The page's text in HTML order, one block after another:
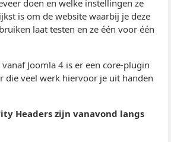
doen en welke instellingen ze
is om de website waarbij je deze
laat testen en ze één voor één
Joomla 4 is er een core-plugin
die veel werk hiervoor je uit handen
Headers zijn vanavond langs